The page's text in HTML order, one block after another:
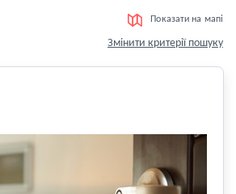
Показати на мапі
Змінити критерії пошуку